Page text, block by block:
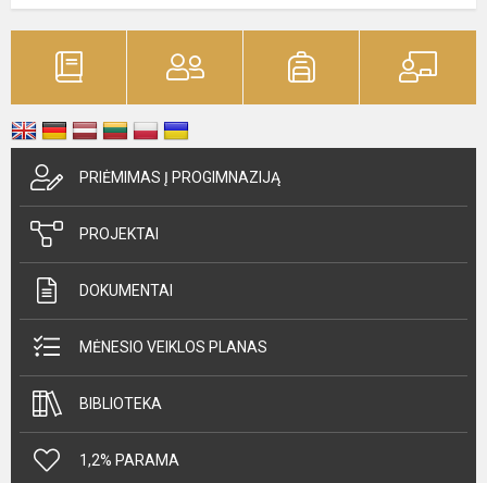
PRIĖMIMAS Į PROGIMNAZIJĄ
PROJEKTAI
DOKUMENTAI
MĖNESIO VEIKLOS PLANAS
BIBLIOTEKA
1,2% PARAMA